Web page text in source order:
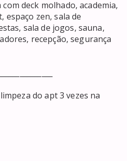
deck molhado, academia,
espaço zen, sala de
sala de jogos, sauna,
recepção, segurança
do apt 3 vezes na